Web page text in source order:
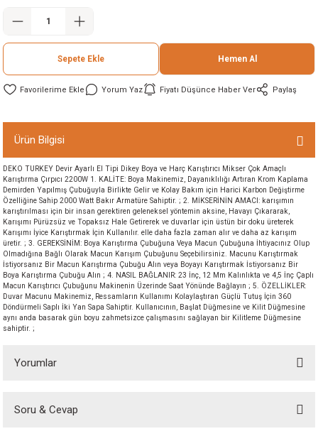
Sepete Ekle Hemen Al
Yorum Yaz Fiyatı Düşünce Haber Ver Paylaş
Ürün Bilgisi
DEKO TURKEY Devir Ayarlı El Tipi Dikey Boya ve Harç Karıştırıcı Mikser Çok Amaçlı
Karıştırma Çırpıcı 2200W 1. KALİTE: Boya Makinemiz, Dayanıklılığı Artıran Krom Kaplama
Demirden Yapılmış Çubuğuyla Birlikte Gelir ve Kolay Bakım için Harici Karbon Değiştirme
Özelliğine Sahip 2000 Watt Bakır Armatüre Sahiptir. ; 2. MİKSERİNİN AMACI: karışımın
karıştırılması için bir insan gerektiren geleneksel yöntemin aksine, Havayı Çıkararak,
Karışımı Pürüzsüz ve Topaksız Hale Getirerek ve duvarlar için üstün bir doku üreterek
Karışımı İyice Karıştırmak İçin Kullanılır. elle daha fazla zaman alır ve daha az karışım
üretir. ; 3. GEREKSİNİM: Boya Karıştırma Çubuğuna Veya Macun Çubuğuna İhtiyacınız Olup
Olmadığına Bağlı Olarak Macun Karışım Çubuğunu Seçebilirsiniz. Macunu Karıştırmak
İstiyorsanız Bir Macun Karıştırma Çubuğu Alın veya Boyayı Karıştırmak İstiyorsanız Bir
Boya Karıştırma Çubuğu Alın ; 4. NASIL BAĞLANIR: 23 İnç, 12 Mm Kalınlıkta ve 4,5 İnç Çaplı
Macun Karıştırıcı Çubuğunu Makinenin Üzerinde Saat Yönünde Bağlayın ; 5. ÖZELLİKLER:
Duvar Macunu Makinemiz, Ressamların Kullanımı Kolaylaştıran Güçlü Tutuş İçin 360
Döndürmeli Saplı İki Yan Sapa Sahiptir. Kullanıcının, Başlat Düğmesine ve Kilit Düğmesine
aynı anda basarak gün boyu zahmetsizce çalışmasını sağlayan bir Kilitleme Düğmesine
sahiptir. ;
Yorumlar
Soru & Cevap